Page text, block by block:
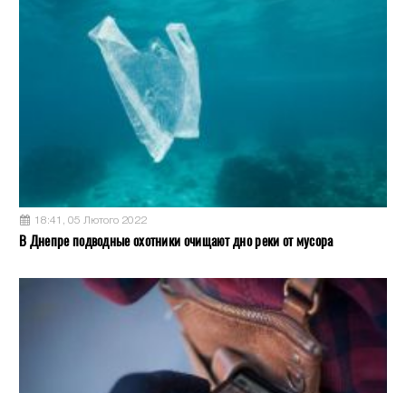
18:41, 05 Лютого 2022
В Днепре подводные охотники очищают дно реки от мусора